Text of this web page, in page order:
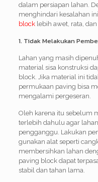
dalam persiapan lahan.
menghindari kesalahan
blocklebih awet, rata,
1. Tidak Melakukan
Lahan yang masih
material sisa konstruksi
block. Jika material ini
permukaan paving bisa
mengalami pergeseran.
Oleh karena itu sebelum
terlebih dahulu agar
pengganggu. Lakukan
gunakan alat seperti
membersihkan lahan
paving block dapat
stabil dan tahan lama.